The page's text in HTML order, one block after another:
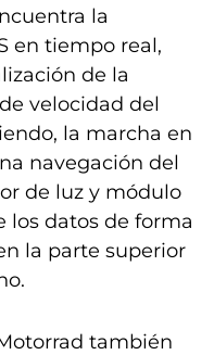
la
en tiempo real,
de la
velocidad del
la marcha en
navegación del
de luz y módulo
los datos de forma
la parte superior
también